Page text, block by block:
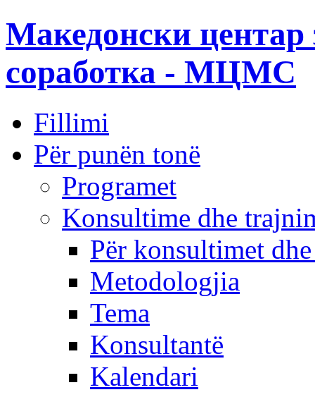
Македонски центар
соработка - МЦМС
Fillimi
Për punën tonë
Programet
Konsultime dhe
Për konsultimet
Metodologjia
Tema
Konsultantë
Kalendari